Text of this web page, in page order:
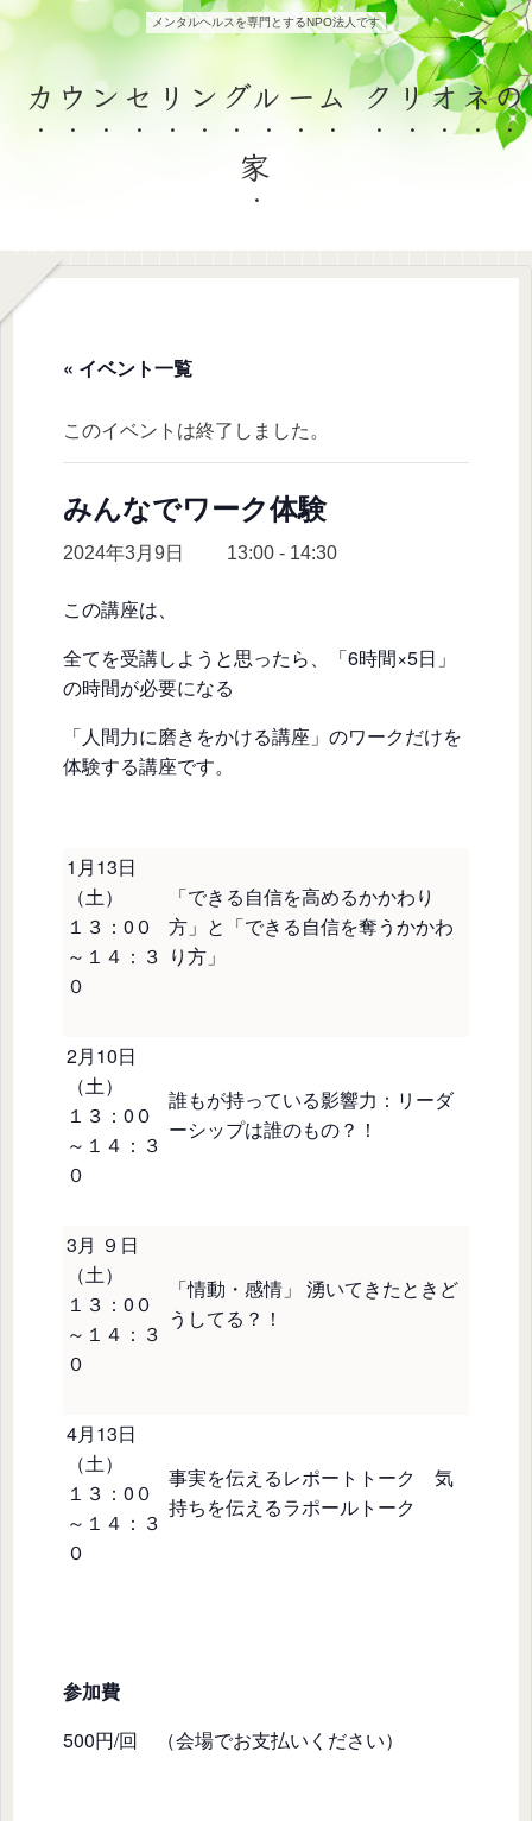
メンタルヘルスを専門とするNPO法人です
カウンセリングルーム クリオネの
家
« イベント一覧
このイベントは終了しました。
みんなでワーク体験
2024年3月9日 13:00 - 14:30
この講座は、
全てを受講しようと思ったら、「6時間×5日」
の時間が必要になる
「人間力に磨きをかける講座」のワークだけを
体験する講座です。
1月13日
（土）
１３：0０
～１４：３
０
「できる自信を高めるかかわり
方」と「できる自信を奪うかかわ
り方」
2月10日
（土）
１３：0０
～１４：３
０
誰もが持っている影響力：リーダ
ーシップは誰のもの？！
3月 ９日
（土）
１３：0０
～１４：３
０
「情動・感情」 湧いてきたときど
うしてる？！
4月13日
（土）
１３：0０
～１４：３
０
事実を伝えるレポートトーク 気
持ちを伝えるラポールトーク
参加費
500円/回 （会場でお支払いください）